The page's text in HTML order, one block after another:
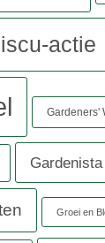
actie
Gardeners'
Groei en